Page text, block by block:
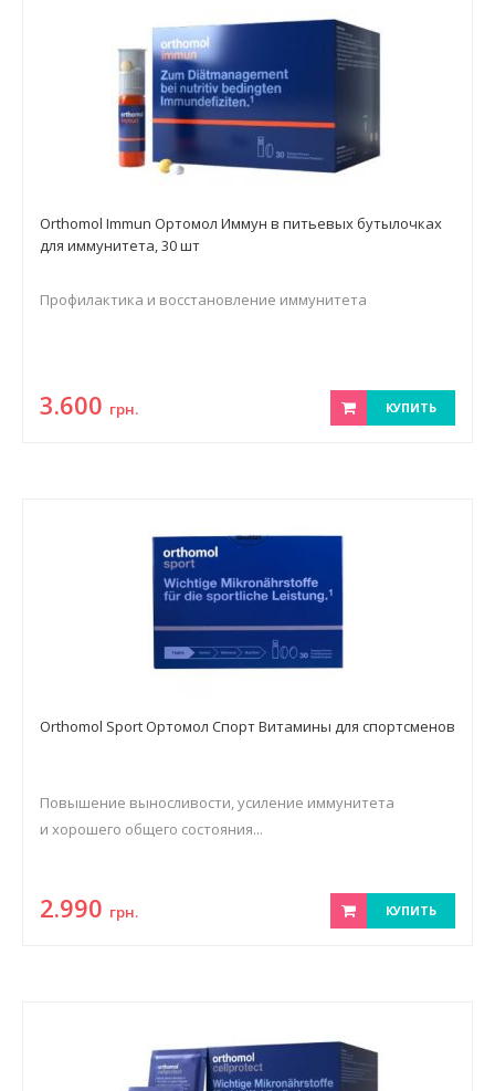
Orthomol Immun Ортомол Иммун в питьевых бутылочках
для иммунитета, 30 шт
Профилактика и восстановление иммунитета
3.600 грн. КУПИТЬ
Orthomol Sport Ортомол Спорт Витамины для спортсменов
Повышение выносливости, усиление иммунитета
и хорошего общего состояния...
2.990 грн. КУПИТЬ